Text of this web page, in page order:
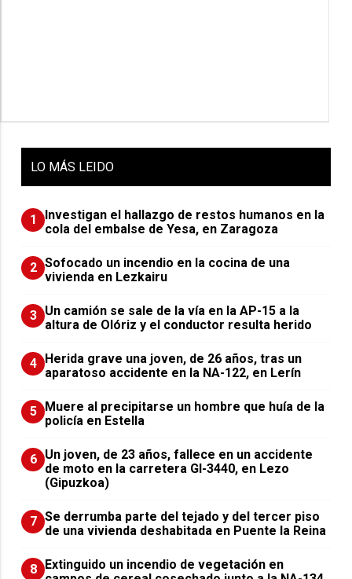
LO MÁS LEIDO
1
Investigan el hallazgo de restos humanos en la
cola del embalse de Yesa, en Zaragoza
2 Sofocado un incendio en la cocina de una
vivienda en Lezkairu
3 Un camión se sale de la vía en la AP-15 a la
altura de Olóriz y el conductor resulta herido
4
Herida grave una joven, de 26 años, tras un
aparatoso accidente en la NA-122, en Lerín
5
Muere al precipitarse un hombre que huía de la
policía en Estella
6 Un joven, de 23 años, fallece en un accidente
de moto en la carretera GI-3440, en Lezo
(Gipuzkoa)
7 Se derrumba parte del tejado y del tercer piso
de una vivienda deshabitada en Puente la Reina
8
Extinguido un incendio de vegetación en